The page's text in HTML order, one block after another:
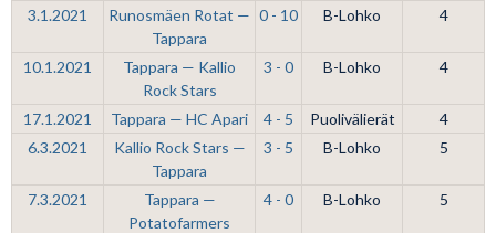
3.1.2021
Runosmäen Rotat —
Tappara
0 - 10 B-Lohko 4
10.1.2021
Tappara — Kallio
Rock Stars
3 - 0 B-Lohko 4
17.1.2021 Tappara — HC Apari 4 - 5 Puolivälierät
4
6.3.2021
Kallio Rock Stars —
Tappara
3 - 5 B-Lohko 5
7.3.2021
Tappara —
Potatofarmers
4 - 0 B-Lohko 5